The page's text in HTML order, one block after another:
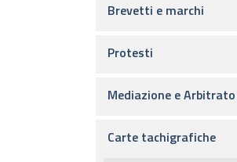
Brevetti e marchi
Protesti
Mediazione e Arbitrato
Carte tachigrafiche